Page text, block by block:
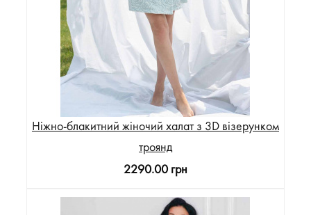
Ніжно-блакитний жіночий халат з 3D візерунком
троянд
2290.00 грн